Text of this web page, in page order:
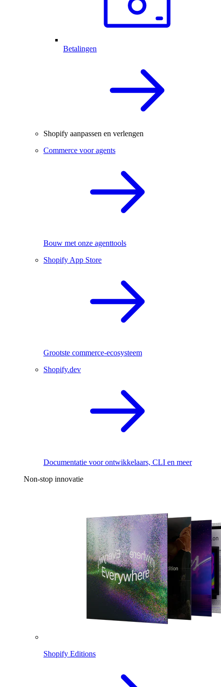
Betalingen
Shopify aanpassen en verlengen
Commerce voor agents
Bouw met onze agenttools
Shopify App Store
Grootste commerce-ecosysteem
Shopify.dev
Documentatie voor ontwikkelaars, CLI en meer
Non-stop innovatie
Shopify Editions